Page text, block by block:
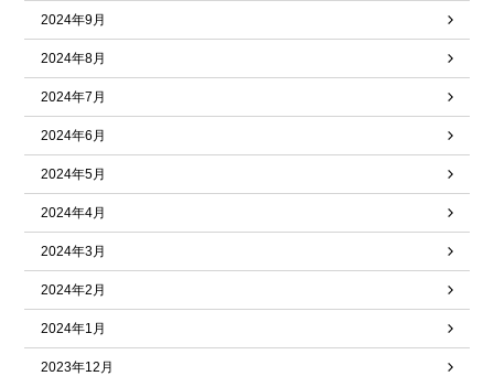
2024年9月
2024年8月
2024年7月
2024年6月
2024年5月
2024年4月
2024年3月
2024年2月
2024年1月
2023年12月